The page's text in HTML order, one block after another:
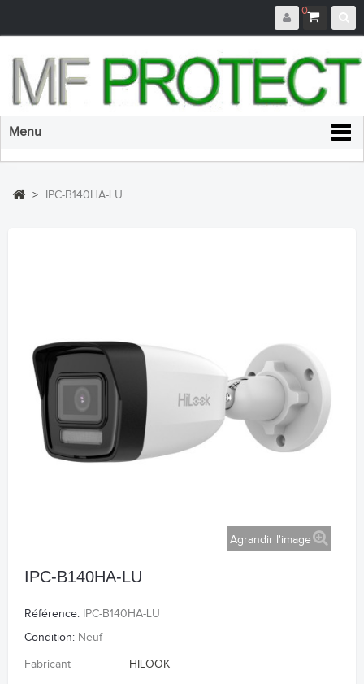
0
Menu
> IPC-B140HA-LU
Agrandir l'image
IPC-B140HA-LU
Référence: IPC-B140HA-LU
Condition: Neuf
Fabricant HILOOK